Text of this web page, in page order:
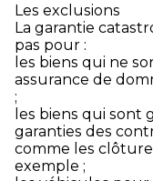
Les exclusions
La garantie
pas pour :
les biens qui ne
assurance de
;
les biens qui sont
garanties des
comme les
exemple ;